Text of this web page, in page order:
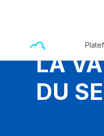
LA
DU